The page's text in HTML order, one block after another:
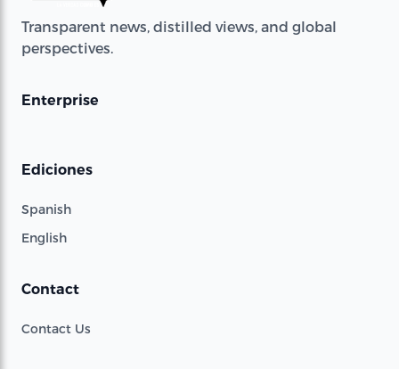
Transparent news, distilled views, and global
perspectives.
Enterprise
Ediciones
Spanish
English
Contact
Contact Us